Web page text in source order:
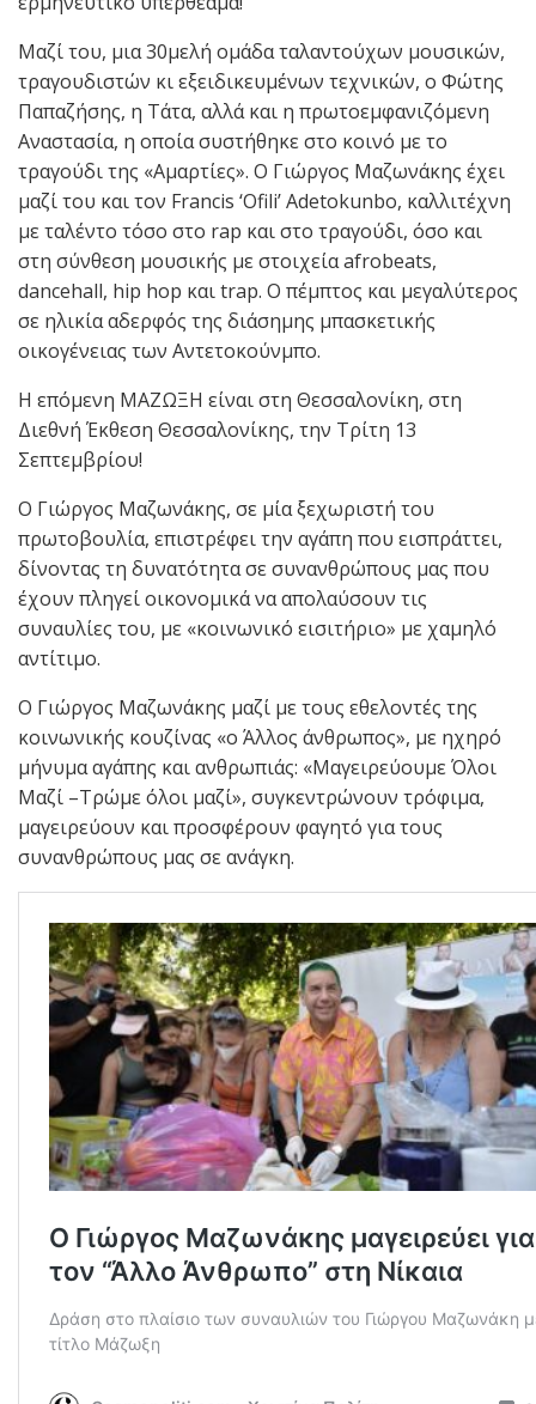
Μαζί του, μια 30μελή ομάδα ταλαντούχων μουσικών,
τραγουδιστών κι εξειδικευμένων τεχνικών, o Φώτης
Παπαζήσης, η Τάτα, αλλά και η πρωτοεμφανιζόμενη
Αναστασία, η οποία συστήθηκε στο κοινό με το
τραγούδι της «Αμαρτίες». Ο Γιώργος Μαζωνάκης έχει
μαζί του και τον Francis ‘Ofili’ Adetokunbo, καλλιτέχνη
με ταλέντο τόσο στο rap και στο τραγούδι, όσο και
στη σύνθεση μουσικής με στοιχεία afrobeats,
dancehall, hip hop και trap. Ο πέμπτος και μεγαλύτερος
σε ηλικία αδερφός της διάσημης μπασκετικής
οικογένειας των Αντετοκούνμπο.
Η επόμενη ΜΑΖΩΞΗ είναι στη Θεσσαλονίκη, στη
Διεθνή Έκθεση Θεσσαλονίκης, την Τρίτη 13
Σεπτεμβρίου!
Ο Γιώργος Μαζωνάκης, σε μία ξεχωριστή του
πρωτοβουλία, επιστρέφει την αγάπη που εισπράττει,
δίνοντας τη δυνατότητα σε συνανθρώπους μας που
έχουν πληγεί οικονομικά να απολαύσουν τις
συναυλίες του, με «κοινωνικό εισιτήριο» με χαμηλό
αντίτιμο.
Ο Γιώργος Μαζωνάκης μαζί με τους εθελοντές της
κοινωνικής κουζίνας «ο Άλλος άνθρωπος», με ηχηρό
μήνυμα αγάπης και ανθρωπιάς: «Μαγειρεύουμε Όλοι
Μαζί –Τρώμε όλοι μαζί», συγκεντρώνουν τρόφιμα,
μαγειρεύουν και προσφέρουν φαγητό για τους
συνανθρώπους μας σε ανάγκη.